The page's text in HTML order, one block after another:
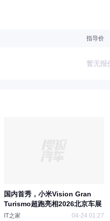
指导价
暂无报
国内首秀，小米Vision Gran
Turismo超跑亮相2026北京车展
IT之家 04-24 01:27